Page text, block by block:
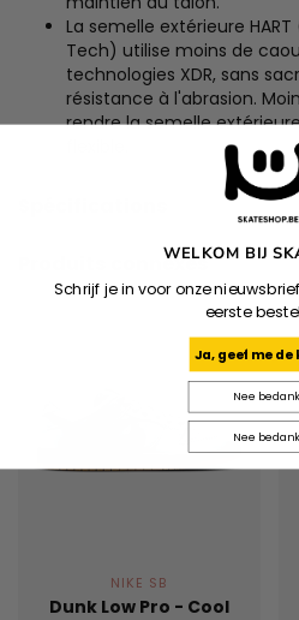
La semelle extérieure
Tech) utilise moins de
technologies XDR, sans
résistance à l'abrasion.
rendre la semelle
Produits connexes
NIKE SB
Dunk Low Pro - Cool
WELKOM BIJ
Schrijf je in voor onze
eerste
Ja, geef me de
Nee
Nee